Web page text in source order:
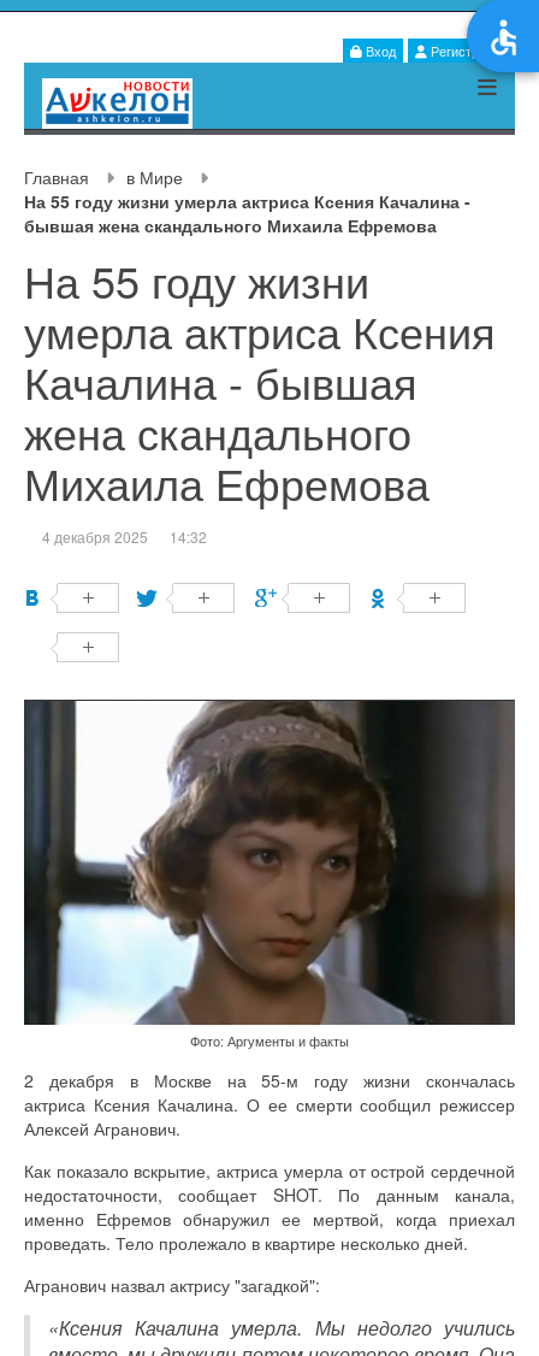
Вход Регистрация
Главная
в Мире
На 55 году жизни умерла актриса Ксения Качалина -
бывшая жена скандального Михаила Ефремова
На 55 году жизни
умерла актриса Ксения
Качалина - бывшая
жена скандального
Михаила Ефремова
4 декабря 2025 14:32
Фото: Аргументы и факты
2 декабря в Москве на 55-м году жизни скончалась
актриса Ксения Качалина. О ее смерти сообщил режиссер
Алексей Агранович.
Как показало вскрытие, актриса умерла от острой сердечной
недостаточности, сообщает SHOT. По данным канала,
именно Ефремов обнаружил ее мертвой, когда приехал
проведать. Тело пролежало в квартире несколько дней.
Агранович назвал актрису "загадкой":
«Ксения Качалина умерла. Мы недолго учились